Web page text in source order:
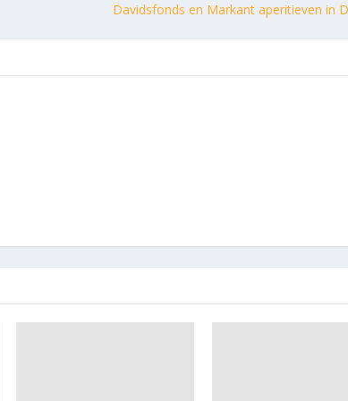
Davidsfonds en Markant aperitieven in